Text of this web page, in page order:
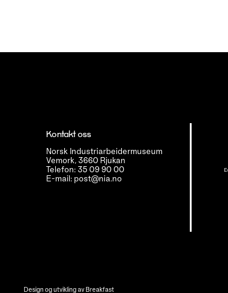
Kontakt oss
Norsk Industriarbeidermuseum
Vemork, 3660 Rjukan
Telefon: 35 09 90 00
E-mail: post@nia.no
Design og utvikling avBreakfast